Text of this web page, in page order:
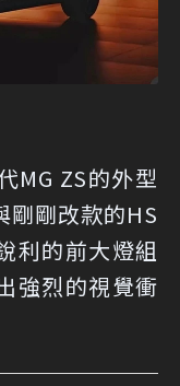
MG ZS的外型
剛剛改款的HS
利的前大燈組
強烈的視覺衝